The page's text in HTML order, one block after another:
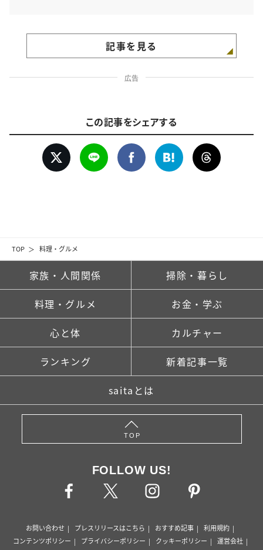
TOP 料理・グルメ
記事を見る
広告
この記事をシェアする
家族・人間関係 掃除・暮らし
料理・グルメ お金・学ぶ
心と体 カルチャー
ランキング 新着記事一覧
saitaとは
TOP
FOLLOW US!
お問い合わせ プレスリリースはこちら おすすめ記事
利用規約
コンテンツポリシー
プライバシーポリシー クッキーポリシー
運営会社